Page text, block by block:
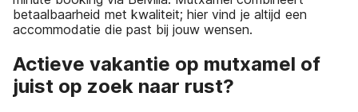
betaalbaarheid met kwaliteit; hier vind je altijd een
accommodatie die past bij jouw wensen.
Actieve vakantie op mutxamel of
juist op zoek naar rust?